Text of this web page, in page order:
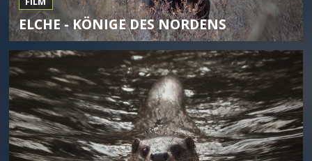
ELCHE - KÖNIGE DES NORDENS